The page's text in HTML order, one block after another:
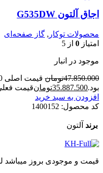
اجاق آلتون G535DW
محصولات توکار , گاز صفحه‌ای
امتیاز 0 از 5
موجود در انبار
47.850.000تومان
بود.35.887.500تومانقیمت فعلی 35.887.500تومان
افزودن به سبد خرید
کد محصول: 1400152
برند آلتون
قیمت و موجودی بروز میباشد